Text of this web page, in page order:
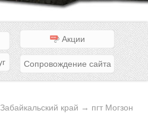
Акции
Сопровождение сайта
край → пгт Могзон